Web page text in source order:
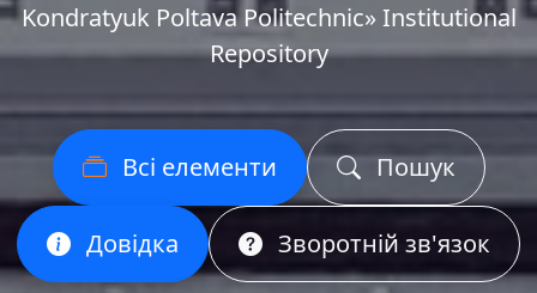
Kondratyuk Poltava Politechnic» Institutional
Repository
Всі елементи Пошук
Довідка Зворотній зв'язок